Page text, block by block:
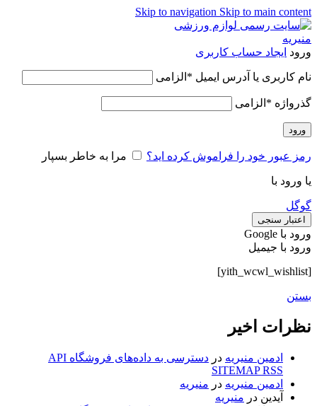
Skip to navigation Skip to main content
ورود ایجاد حساب کاربری
نام کاربری یا آدرس ایمیل * الزامی
گذرواژه * الزامی
ورود
رمز عبور خود را فراموش کرده اید؟ مرا به خاطر بسپار
یا ورود با
گوگل
اعتبار سنجی
ورود با ‫Google
ورود با جیمیل
[yith_wcwl_wishlist]
بستن
نظرات اخیر
ادمین منیریه در
دسترسی به داده‌های فروشگاه API
SITEMAP RSS
ادمین منیریه در منیریه
آیدین در منیریه